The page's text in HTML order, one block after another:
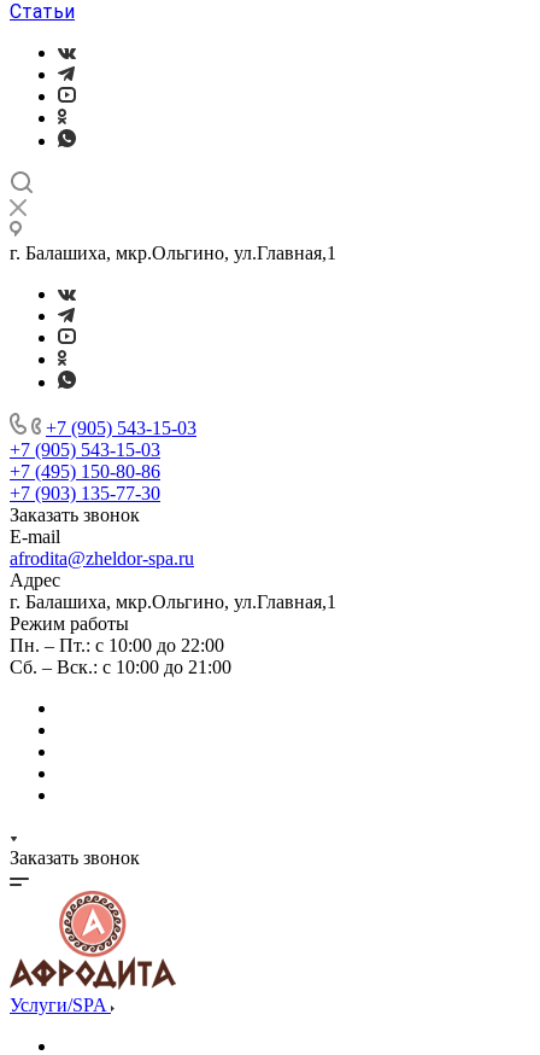
Статьи
г. Балашиха, мкр.Ольгино, ул.Главная,1
+7 (905) 543-15-03
+7 (905) 543-15-03
+7 (495) 150-80-86
+7 (903) 135-77-30
Заказать звонок
E-mail
afrodita@zheldor-spa.ru
Адрес
г. Балашиха, мкр.Ольгино, ул.Главная,1
Режим работы
Пн. – Пт.: с 10:00 до 22:00
Сб. – Вск.: с 10:00 до 21:00
Заказать звонок
Услуги/SPA